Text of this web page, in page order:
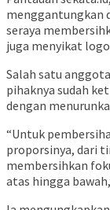
menggantungkan
seraya
juga menyikat
Salah satu
pihaknya sudah
dengan
“Untuk
proporsinya, dari
membersihkan
atas hingga